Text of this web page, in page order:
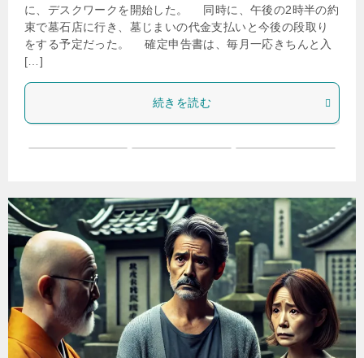
に、デスクワークを開始した。 同時に、午後の2時半の約
束で墓石店に行き、墓じまいの代金支払いと今後の段取り
をする予定だった。 確定申告書は、毎月一応きちんと入
[…]
続きを読む